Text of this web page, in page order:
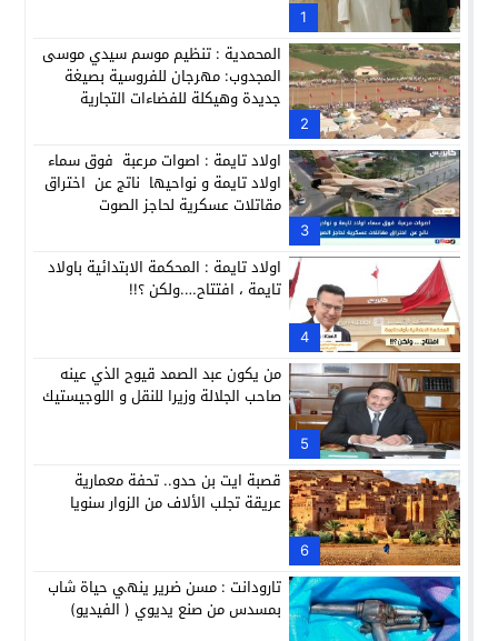
13:37 عطش أولاد تايمة وسياسة “الحبة والقبة”: هل أصبح الماء إنجازاً
1
2
المحمدية : تنظيم موسم سيدي موسى
المجدوب: مهرجان للفروسية بصيغة
جديدة وهيكلة للفضاءات التجارية
3
اولاد تايمة : اصوات مرعبة فوق سماء
اولاد تايمة و نواحيها ناتج عن اختراق
مقاتلات عسكرية لحاجز الصوت
4
اولاد تايمة : المحكمة الابتدائية باولاد
تايمة ، افتتاح….ولكن ؟!!
5
من يكون عبد الصمد قيوح الذي عينه
صاحب الجلالة وزيرا للنقل و اللوجيستيك
6
قصبة ايت بن حدو.. تحفة معمارية
عريقة تجلب الألاف من الزوار سنويا
تارودانت : مسن ضرير ينهي حياة شاب
بمسدس من صنع يديوي ( الفيديو)